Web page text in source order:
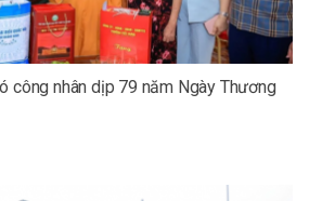
công nhân dịp 79 năm Ngày Thương